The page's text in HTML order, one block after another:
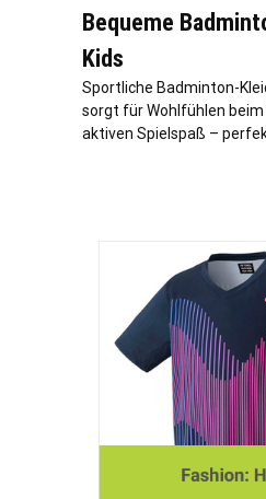
Bequeme
Kids
Sportliche Badminton-
sorgt für Wohlfühlen beim
aktiven Spielspaß –